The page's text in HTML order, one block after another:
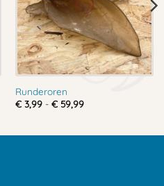
Runderoren
€3,99 - €59,99Prijsklasse: